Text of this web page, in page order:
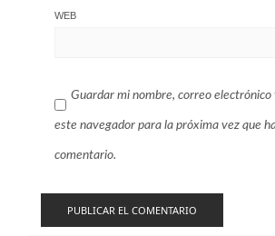
WEB
Guardar mi nombre, correo electrónico
este navegador para la próxima vez que
comentario.